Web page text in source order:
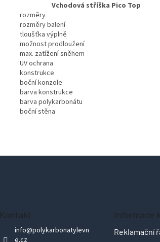
Vchodová stříška Pico Top
rozměry
rozměry balení
tloušťka výplně
možnost prodloužení
max. zatížení sněhem
UV ochrana
konstrukce
boční konzole
barva konstrukce
barva polykarbonátu
boční stěna
Kontakt
info@polykarbonatylevn
Informace
Reklamační